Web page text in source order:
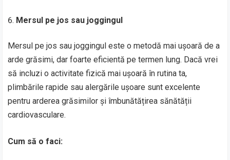
Mersul pe jos sau joggingul
Mersul pe jos sau joggingul este o metodă mai ușoară de a
arde grăsimi, dar foarte eficientă pe termen lung. Dacă vrei
să incluzi o activitate fizică mai ușoară în rutina ta,
plimbările rapide sau alergările ușoare sunt excelente
pentru arderea grăsimilor și îmbunătățirea sănătății
cardiovasculare.
Cum să o faci: